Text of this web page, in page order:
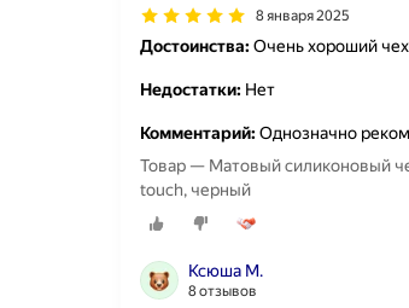
8 января 2025
Достоинства:Очень хороший
Недостатки: Нет
Комментарий:Однозначно
Товар — Матовый силиконовый
touch, черный
Ксюша М.
8 отзывов